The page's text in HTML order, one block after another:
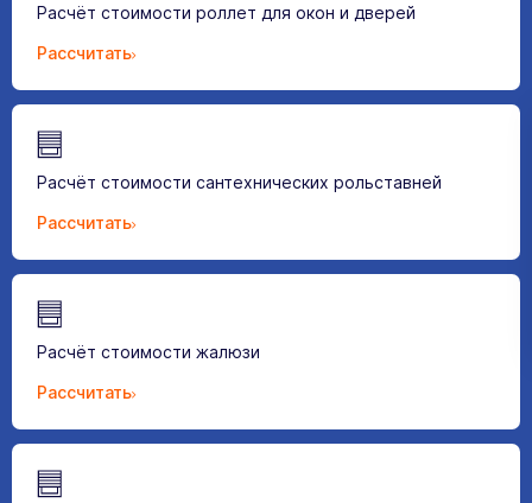
Расчёт стоимости роллет для окон и дверей
Рассчитать
Расчёт стоимости сантехнических рольставней
Рассчитать
Расчёт стоимости жалюзи
Рассчитать